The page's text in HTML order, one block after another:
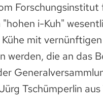
i-Kuh"
mit
werden, die an das
Tschümperlin aus